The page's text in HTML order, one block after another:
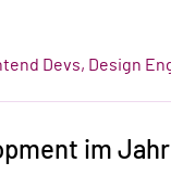
Devs, Design
im